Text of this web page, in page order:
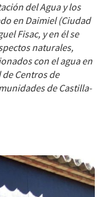
del Agua y los
en Daimiel (Ciudad
Fisac, y en él se
naturales,
con el agua en
Centros de
de Castilla-